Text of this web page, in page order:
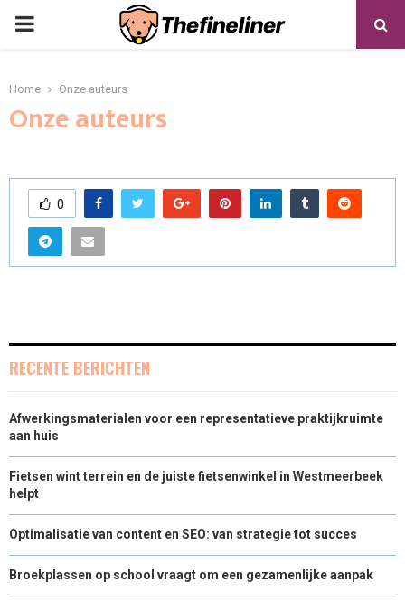
PRIMARY
Home Onze auteurs
Onze auteurs
0
RECENTE BERICHTEN
Afwerkingsmaterialen voor een representatieve praktijkruimte
aan huis
Fietsen wint terrein en de juiste fietsenwinkel in Westmeerbeek
helpt
Optimalisatie van content en SEO: van strategie tot succes
Broekplassen op school vraagt om een gezamenlijke aanpak